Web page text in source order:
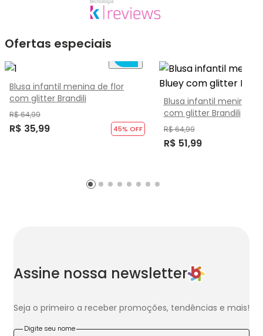
Ofertas especiais
Blusa infantil menina de flor
com glitter Brandili
R$ 64,99
R$ 35,99 45% OFF
Blusa infantil menina
com glitter Brandili
R$ 64,99
R$ 51,99
Assine nossa newsletter
Seja o primeiro a receber promoções, tendências e mais!
Digite seu nome